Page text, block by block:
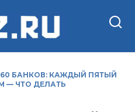
БАНКОВ: КАЖДЫЙ ПЯТЫЙ
— ЧТО ДЕЛАТЬ